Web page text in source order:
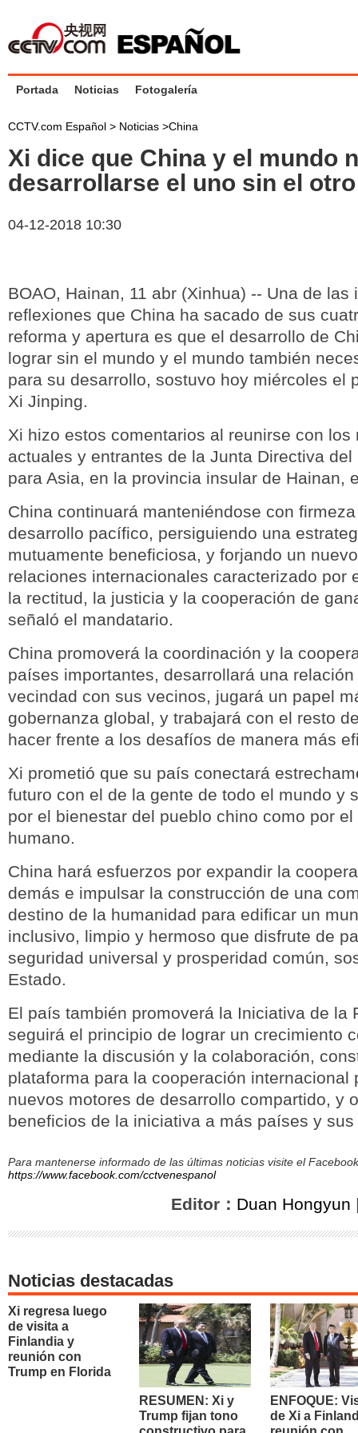
Portada Noticias Fotogalería
CCTV.com Español > Noticias >China
Xi dice que China y el mundo
desarrollarse el uno sin el otro
04-12-2018 10:30
BOAO, Hainan, 11 abr (Xinhua) -- Una de las
reflexiones que China ha sacado de sus
reforma y apertura es que el desarrollo de
lograr sin el mundo y el mundo también
para su desarrollo, sostuvo hoy miércoles el
Xi Jinping.
Xi hizo estos comentarios al reunirse con los
actuales y entrantes de la Junta Directiva del
para Asia, en la provincia insular de Hainan,
China continuará manteniéndose con
desarrollo pacífico, persiguiendo una
mutuamente beneficiosa, y forjando un
relaciones internacionales caracterizado por
la rectitud, la justicia y la cooperación de
señaló el mandatario.
China promoverá la coordinación y la
países importantes, desarrollará una
vecindad con sus vecinos, jugará un papel
gobernanza global, y trabajará con el resto
hacer frente a los desafíos de manera más
Xi prometió que su país conectará
futuro con el de la gente de todo el mundo y
por el bienestar del pueblo chino como por el
humano.
China hará esfuerzos por expandir la
demás e impulsar la construcción de una
destino de la humanidad para edificar un
inclusivo, limpio y hermoso que disfrute de
seguridad universal y prosperidad común,
Estado.
El país también promoverá la Iniciativa de la
seguirá el principio de lograr un crecimiento
mediante la discusión y la colaboración,
plataforma para la cooperación internacional
nuevos motores de desarrollo compartido, y
beneficios de la iniciativa a más países y
Para mantenerse informado de las últimas noticias visite el
https://www.facebook.com/cctvenespanol
Editor： Duan Hongyun
Noticias destacadas
Xi regresa luego
de visita a
Finlandia y
reunión con
Trump en Florida
RESUMEN: Xi y
Trump fijan tono
ENFOQUE:
de Xi a